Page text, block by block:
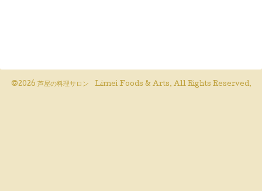
©2026 芦屋の料理サロン Limei Foods & Arts. All Rights Reserved.